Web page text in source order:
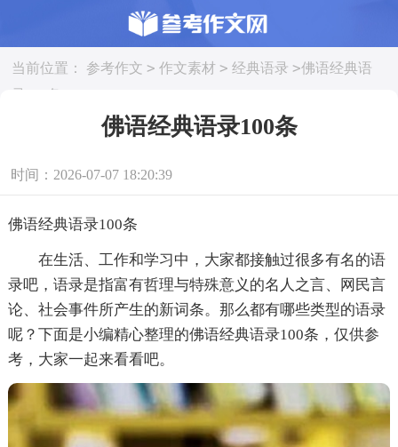
当前位置： 参考作文 > 作文素材 > 经典语录 >佛语经典语
录100条
佛语经典语录100条
时间：2026-07-07 18:20:39
佛语经典语录100条
在生活、工作和学习中，大家都接触过很多有名的语
录吧，语录是指富有哲理与特殊意义的名人之言、网民言
论、社会事件所产生的新词条。那么都有哪些类型的语录
呢？下面是小编精心整理的佛语经典语录100条，仅供参
考，大家一起来看看吧。